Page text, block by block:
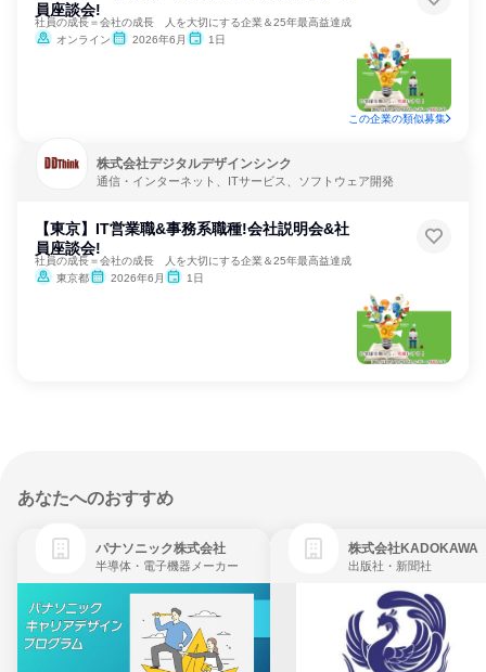
員座談会!
社員の成長＝会社の成長 人を大切にする企業＆25年最高益達成
オンライン
2026年6月 1日
この企業の類似募集
株式会社デジタルデザインシンク
通信・インターネット、ITサービス、ソフトウェア開発
【東京】IT営業職&事務系職種!会社説明会&社
員座談会!
社員の成長＝会社の成長 人を大切にする企業＆25年最高益達成
東京都
2026年6月 1日
あなたへのおすすめ
パナソニック株式会社
半導体・電子機器メーカー
株式会社KADOKAWA
出版社・新聞社